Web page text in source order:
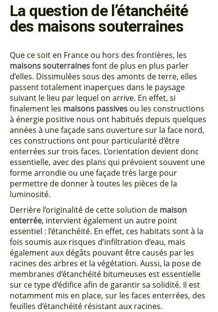
La question de l’étanchéité
des maisons souterraines
Que ce soit en France ou hors des frontières, les
maisons souterrainesfont de plus en plus parler
d’elles. Dissimulées sous des amonts de terre, elles
passent totalement inaperçues dans le paysage
suivant le lieu par lequel on arrive. En effet, si
finalement les maisons passives ou les constructions
à énergie positive nous ont habitués depuis quelques
années à une façade sans ouverture sur la face nord,
ces constructions ont pour particularité d’être
enterrées sur trois faces. L’orientation devient donc
essentielle, avec des plans qui prévoient souvent une
forme arrondie ou une façade très large pour
permettre de donner à toutes les pièces de la
luminosité.
Derrière l’originalité de cette solution de maison
enterrée, intervient également un autre point
essentiel : l’étanchéité. En effet, ces habitats sont à la
fois soumis aux risques d’infiltration d’eau, mais
également aux dégâts pouvant être causés par les
racines des arbres et la végétation. Aussi, la pose de
membranes d’étanchéité bitumeuses est essentielle
sur ce type d’édifice afin de garantir sa solidité. Il est
notamment mis en place, sur les faces enterrées, des
feuilles d’étanchéité résistant aux racines.